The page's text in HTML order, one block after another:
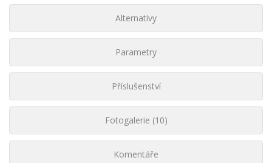
Alternativy
Parametry
Příslušenství
Fotogalerie (10)
Komentáře